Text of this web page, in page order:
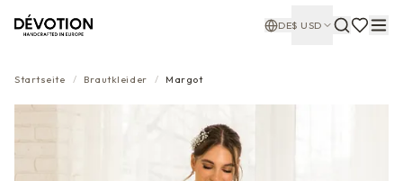
DE$ USD
Startseite / Brautkleider / Margot